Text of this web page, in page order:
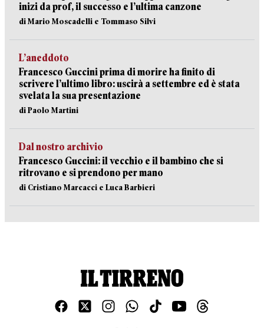
inizi da prof, il successo e l’ultima canzone
di Mario Moscadelli e Tommaso Silvi
L’aneddoto
Francesco Guccini prima di morire ha finito di
scrivere l’ultimo libro: uscirà a settembre ed è stata
svelata la sua presentazione
di Paolo Martini
Dal nostro archivio
Francesco Guccini: il vecchio e il bambino che si
ritrovano e si prendono per mano
di Cristiano Marcacci e Luca Barbieri